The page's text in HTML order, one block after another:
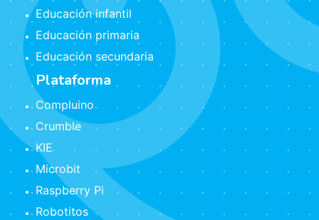
Educación infantil
Educación primaria
Educación secundaria
Plataforma
Compluino
Crumble
KIE
Microbit
Raspberry Pi
Robotitos